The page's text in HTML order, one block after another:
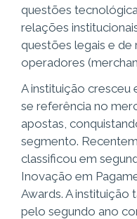
questões
relações
questões legais e
operadores
A instituição
se referência no
apostas,
segmento.
classificou em
Inovação em
Awards. A instituição
pelo segundo ano